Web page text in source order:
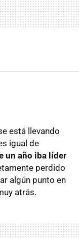
está llevando
igual de
un año iba líder
perdido
algún punto en
atrás.